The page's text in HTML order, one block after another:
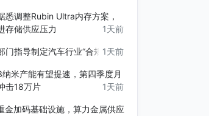
1天前
悉调整Rubin Ultra内存方案，
存储供应压力
1天前
门指导制定汽车行业“合规公约”
1天前
米产能有望提速，第四季度月
击18万片
金加码基础设施，算力金属供应